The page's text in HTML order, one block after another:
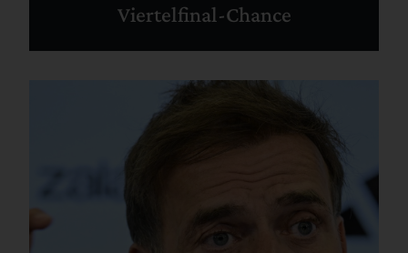
Viertelfinal-Chance